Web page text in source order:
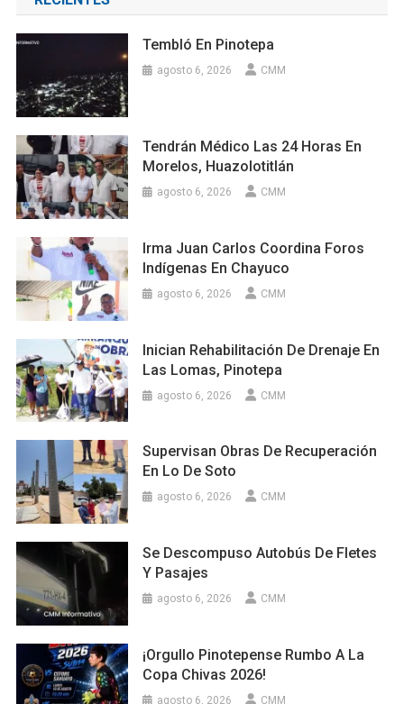
Tembló En Pinotepa
agosto 6, 2026 CMM
Tendrán Médico Las 24 Horas En
Morelos, Huazolotitlán
agosto 6, 2026 CMM
Irma Juan Carlos Coordina Foros
Indígenas En Chayuco
agosto 6, 2026 CMM
Inician Rehabilitación De Drenaje En
Las Lomas, Pinotepa
agosto 6, 2026 CMM
Supervisan Obras De Recuperación
En Lo De Soto
agosto 6, 2026 CMM
Se Descompuso Autobús De Fletes
Y Pasajes
agosto 6, 2026 CMM
¡Orgullo Pinotepense Rumbo A La
Copa Chivas 2026!
agosto 6, 2026 CMM